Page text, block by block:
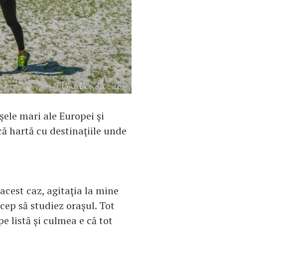
mari ale Europei şi
hartă cu destinaţiile unde
caz, agitaţia la mine
să studiez oraşul. Tot
listă şi culmea e că tot